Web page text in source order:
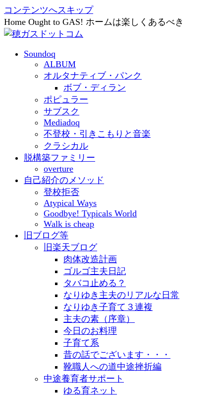
コンテンツへスキップ
Home Ought to GAS! ホームは楽しくあるべき
Soundoq
ALBUM
オルタナティブ・パンク
ボブ・ディラン
ポピュラー
サブスク
Mediadoq
不登校・引きこもりと音楽
クラシカル
脱構築ファミリー
overture
自己紹介のメソッド
登校拒否
Atypical Ways
Goodbye! Typicals World
Walk is cheap
旧ブログ等
旧楽天ブログ
肉体改造計画
ゴルゴ主夫日記
タバコ止める？
なりゆき主夫のリアルな日常
なりゆき子育て３連複
主夫の素（序章）
今日のお料理
子育て系
昔の話でございます・・・
靴職人への道中途挫折編
中途養育者サポート
ゆる育ネット